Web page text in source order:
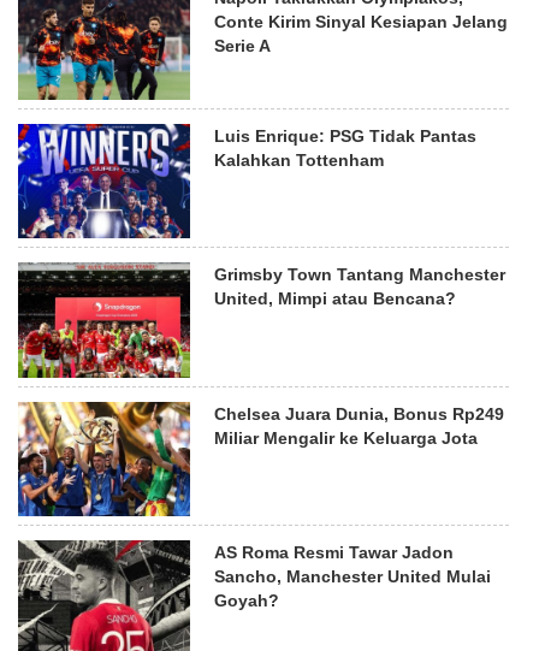
Conte Kirim Sinyal Kesiapan Jelang
Serie A
Luis Enrique: PSG Tidak Pantas
Kalahkan Tottenham
Grimsby Town Tantang Manchester
United, Mimpi atau Bencana?
Chelsea Juara Dunia, Bonus Rp249
Miliar Mengalir ke Keluarga Jota
AS Roma Resmi Tawar Jadon
Sancho, Manchester United Mulai
Goyah?